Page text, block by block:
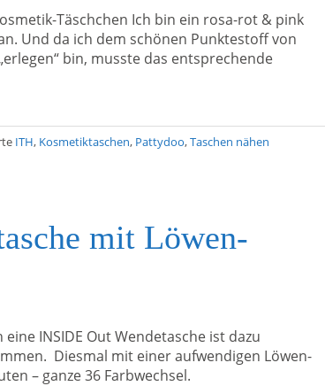
Täschchen Ich bin ein rosa-rot & pink
Und da ich dem schönen Punktestoff von
bin, musste das entsprechende
ITH, Kosmetiktaschen, Pattydoo,Taschen nähen
mit Löwen-
eine INSIDE Out Wendetasche ist dazu
Diesmal mit einer aufwendigen Löwen-
– ganze 36 Farbwechsel.